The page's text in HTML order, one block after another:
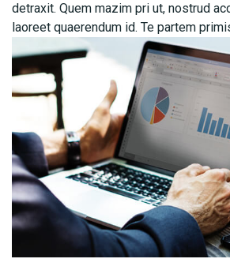
detraxit. Quem mazim pri ut, nostrud
laoreet quaerendum id. Te partem